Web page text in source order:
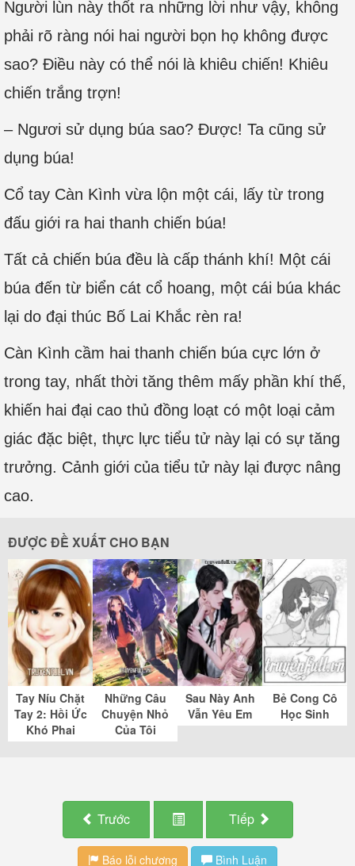
Người lùn này thốt ra những lời như vậy, không
phải rõ ràng nói hai người bọn họ không được
sao? Điều này có thể nói là khiêu chiến! Khiêu
chiến trắng trợn!
– Ngươi sử dụng búa sao? Được! Ta cũng sử
dụng búa!
Cổ tay Càn Kình vừa lộn một cái, lấy từ trong
đấu giới ra hai thanh chiến búa!
Tất cả chiến búa đều là cấp thánh khí! Một cái
búa đến từ biển cát cổ hoang, một cái búa khác
lại do đại thúc Bố Lai Khắc rèn ra!
Càn Kình cầm hai thanh chiến búa cực lớn ở
trong tay, nhất thời tăng thêm mấy phần khí thế,
khiến hai đại cao thủ đồng loạt có một loại cảm
giác đặc biệt, thực lực tiểu tử này lại có sự tăng
trưởng. Cảnh giới của tiểu tử này lại được nâng
cao.
ĐƯỢC ĐỀ XUẤT CHO BẠN
Tay Níu Chặt
Tay 2: Hồi Ức
Khó Phai
Những Câu
Chuyện Nhỏ
Của Tôi
Sau Này Anh
Vẫn Yêu Em
Bẻ Cong Cô
Học Sinh
Trước Tiếp
Báo lỗi chương Bình Luận